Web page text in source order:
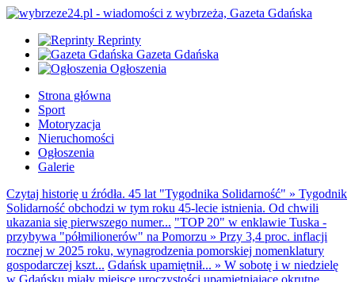
Reprinty
Gazeta Gdańska
Ogłoszenia
Strona główna
Sport
Motoryzacja
Nieruchomości
Ogłoszenia
Galerie
Czytaj historię u źródła. 45 lat "Tygodnika Solidarność" » Tygodnik
Solidarność obchodzi w tym roku 45-lecie istnienia. Od chwili
ukazania się pierwszego numer... "TOP 20" w enklawie Tuska -
przybywa "półmilionerów" na Pomorzu » Przy 3,4 proc. inflacji
rocznej w 2025 roku, wynagrodzenia pomorskiej nomenklatury
gospodarczej kszt... Gdańsk upamiętnił... » W sobotę i w niedzielę
w Gdańsku miały miejsce uroczystości upamiętniające okrutne